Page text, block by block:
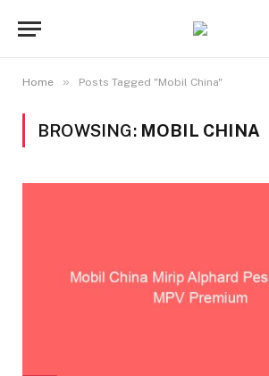
Home » Posts Tagged "Mobil China"
BROWSING: MOBIL CHINA